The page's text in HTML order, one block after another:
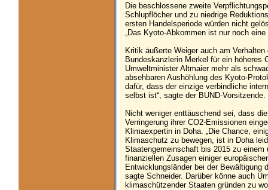
Die beschlossene zweite
Schlupflöcher und zu niedrige
ersten Handelsperiode würden nicht
„Das Kyoto-Abkommen ist nur noch
Kritik äußerte Weiger auch am
Bundeskanzlerin Merkel für ein höheres
Umweltminister Altmaier mehr als
absehbaren Aushöhlung des Kyoto-
dafür, dass der einzige verbindliche
selbst ist“, sagte der BUND-Vorsitzende.
Nicht weniger enttäuschend sei, dass
Verringerung ihrer CO2-Emissionen
Klimaexpertin in Doha. „Die Chance,
Klimaschutz zu bewegen, ist in Doha
Staatengemeinschaft bis 2015 zu
finanziellen Zusagen einiger
Entwicklungsländer bei der Bewältigung
sagte Schneider. Darüber könne auch
klimaschützender Staaten gründen zu